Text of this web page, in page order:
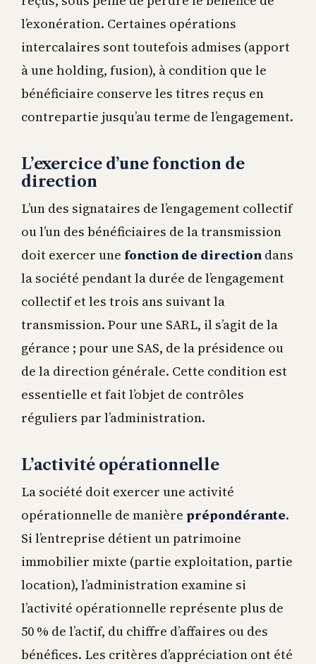
l’exonération. Certaines opérations
intercalaires sont toutefois admises (apport
à une holding, fusion), à condition que le
bénéficiaire conserve les titres reçus en
contrepartie jusqu’au terme de l’engagement.
L’exercice d’une fonction de
direction
L’un des signataires de l’engagement collectif
ou l’un des bénéficiaires de la transmission
doit exercer une fonction de directiondans
la société pendant la durée de l’engagement
collectif et les trois ans suivant la
transmission. Pour une SARL, il s’agit de la
gérance ; pour une SAS, de la présidence ou
de la direction générale. Cette condition est
essentielle et fait l’objet de contrôles
réguliers par l’administration.
L’activité opérationnelle
La société doit exercer une activité
opérationnelle de manière prépondérante.
Si l’entreprise détient un patrimoine
immobilier mixte (partie exploitation, partie
location), l’administration examine si
l’activité opérationnelle représente plus de
50 % de l’actif, du chiffre d’affaires ou des
bénéfices. Les critères d’appréciation ont été